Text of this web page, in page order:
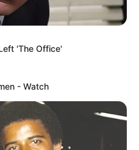
a Tisza
'The Office'
- Watch